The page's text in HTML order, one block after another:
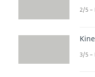
2/5 –
3/5 –